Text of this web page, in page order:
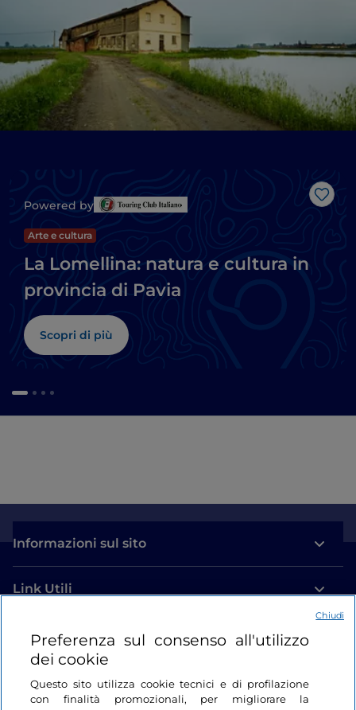
Like
Powered by
Arte e cultura
La Lomellina: natura e cultura in
provincia di Pavia
Scopri di più
Informazioni sul sito
Link Utili
Login
Restiamo in contatto
Preferenza sul consenso all'utilizzo
dei cookie
Questo sito utilizza cookie tecnici e di profilazione
con finalità promozionali, per migliorare la
Chiudi